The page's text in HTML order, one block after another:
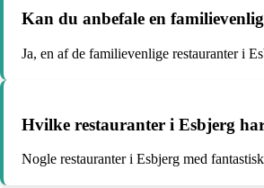
Kan du anbefale en
Ja, en af de familievenlige restauranter i
Hvilke restauranter i Esbjerg har
Nogle restauranter i Esbjerg med